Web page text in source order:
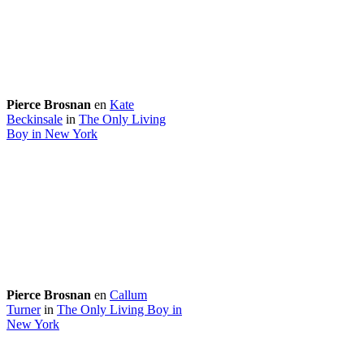
Pierce Brosnan en Kate
Beckinsale in The Only Living
Boy in New York
Pierce Brosnan en Callum
Turnerin The Only Living Boy in
New York